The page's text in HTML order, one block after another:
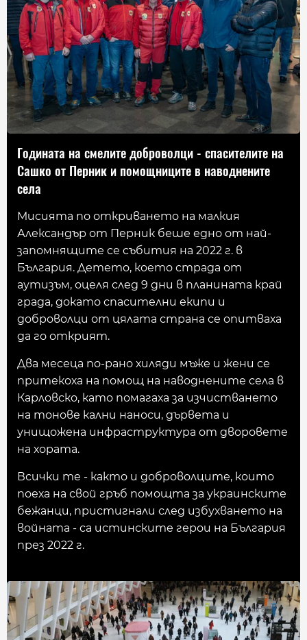
Годината на смелите доброволци - спасителите на
Сашко от Перник и помощниците в наводнените
села
Мисията по откриването на малкия
Александър от Перник беше едно от най-
запомнящите се събития на 2022 г. в
България. Детето, което страда от
аутизъм, оцеля след 9 дни в планината край
града, докато спасителни екипи и
доброволци от цялата страна се опитваха
да го открият.
Два месеца по-рано хиляди мъже и жени се
притекоха на помощ на наводнените села в
Карловско, като помагаха за изчистването
на тонове кални наноси, дървета и
унищожена инфраструктура от дворовете
на хората.
Всички те - както и доброволците, които
поеха на свой гръб помощта за украинските
бежанци, пристигнали след избухването на
войната - са истинските герои на България
през 2022 г.